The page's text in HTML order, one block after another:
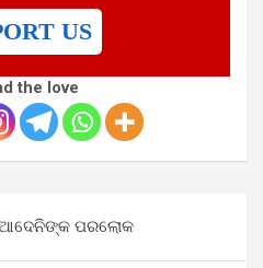
US
the love
ଆଦେନିଙ୍କ ପରଲୋକ